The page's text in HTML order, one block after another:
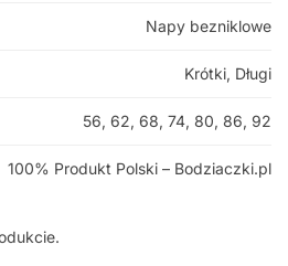
Napy bezniklowe
Krótki, Długi
56, 62, 68, 74, 80, 86, 92
100% Produkt Polski – Bodziaczki.pl